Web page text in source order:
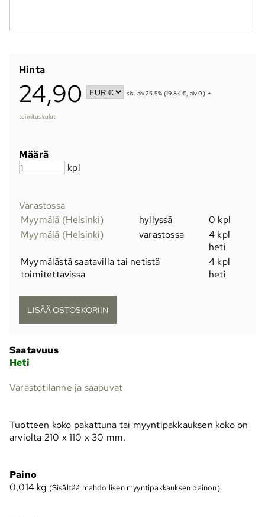
Hinta
24,90 sis. alv 25.5% (19.84 €, alv 0) +
toimituskulut
Määrä
kpl
Varastossa
Myymälä (Helsinki)
hyllyssä
0 kpl
Myymälä (Helsinki)
varastossa
4 kpl
heti
Myymälästä saatavilla tai netistä
toimitettavissa
4 kpl
heti
Saatavuus
Heti
Varastotilanne ja saapuvat
Tuotteen koko pakattuna tai myyntipakkauksen koko on
arviolta 210 x 110 x 30 mm.
Paino
0,014 kg (Sisältää mahdollisen myyntipakkauksen painon)